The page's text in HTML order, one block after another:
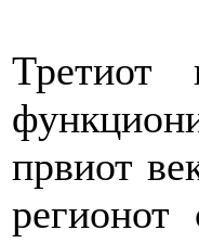
Третиот
првиот